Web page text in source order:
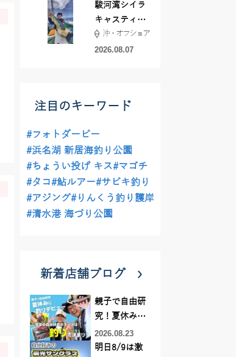
した！！
駿河湾シイラ
キャスティン
グ行ってきま
した！
沖・オフショア
2026.08.07
注目のキーワード
#フォトダービー
#浜名湖 新居海釣り公園
#ちょうい投げ キス#マゴチ
#タコ#鮎ルアー#サビキ釣り
#アジング#りんくう釣り護岸
#清水港 海づり公園
新着店舗ブログ
親子で自由研
究！夏休みに
釣りデビュー
2026.08.23
明日8/9は激